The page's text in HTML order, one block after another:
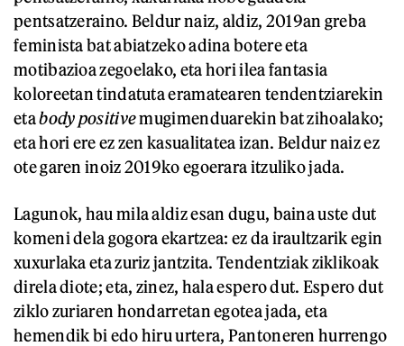
pentsatzeraino. Beldur naiz, aldiz, 2019an greba
feminista bat abiatzeko adina botere eta
motibazioa zegoelako, eta hori ilea fantasia
koloreetan tindatuta eramatearen tendentziarekin
etabody positivemugimenduarekin bat zihoalako;
eta hori ere ez zen kasualitatea izan. Beldur naiz ez
ote garen inoiz 2019ko egoerara itzuliko jada.
Lagunok, hau mila aldiz esan dugu, baina uste dut
komeni dela gogora ekartzea: ez da iraultzarik egin
xuxurlaka eta zuriz jantzita. Tendentziak ziklikoak
direla diote; eta, zinez, hala espero dut. Espero dut
ziklo zuriaren hondarretan egotea jada, eta
hemendik bi edo hiru urtera, Pantoneren hurrengo